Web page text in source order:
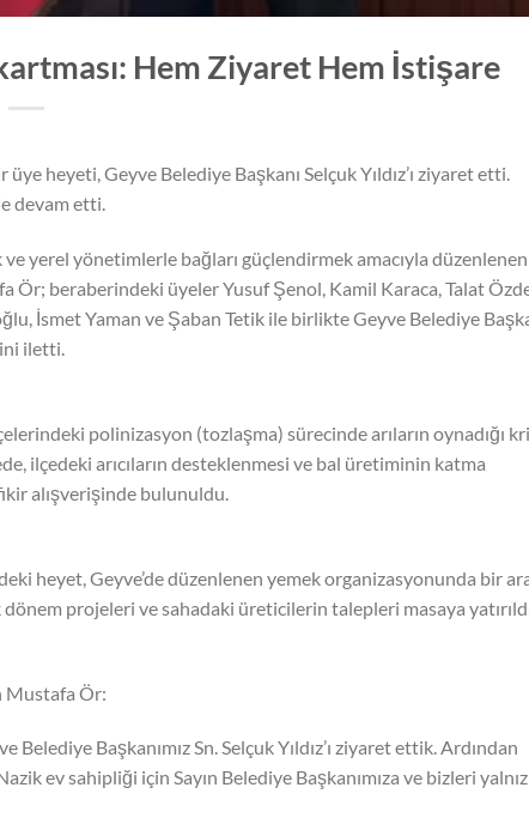
Hem Ziyaret Hem İstişare
heyeti, Geyve Belediye Başkanı Selçuk Yıldız’ı ziyaret etti.
devam etti.
ve yerel yönetimlerle bağları güçlendirmek amacıyla düzenlenen
Ör; beraberindeki üyeler Yusuf Şenol, Kamil Karaca, Talat
İsmet Yaman ve Şaban Tetik ile birlikte Geyve Belediye
iletti.
polinizasyon (tozlaşma) sürecinde arıların oynadığı
ilçedeki arıcıların desteklenmesi ve bal üretiminin katma
alışverişinde bulunuldu.
heyet, Geyve’de düzenlenen yemek organizasyonunda bir
projeleri ve sahadaki üreticilerin talepleri masaya
Mustafa Ör:
Başkanımız Sn. Selçuk Yıldız’ı ziyaret ettik. Ardından
ev sahipliği için Sayın Belediye Başkanımıza ve bizleri yalnız